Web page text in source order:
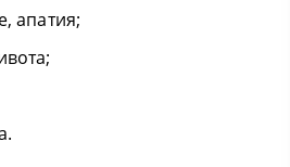
апатия;